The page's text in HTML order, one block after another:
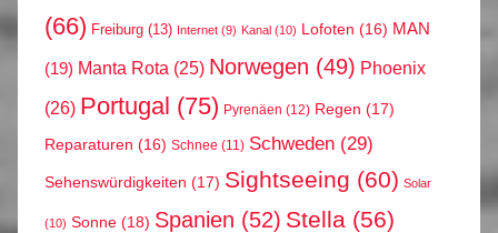
(66) Freiburg (13) Internet (9) Kanal (10) Lofoten (16) MAN
(19) Manta Rota (25) Norwegen (49) Phoenix
(26) Portugal (75) Pyrenäen (12) Regen (17)
Reparaturen (16) Schnee (11) Schweden (29)
Sehenswürdigkeiten (17) Sightseeing (60) Solar
(10) Sonne (18) Spanien (52) Stella (56)